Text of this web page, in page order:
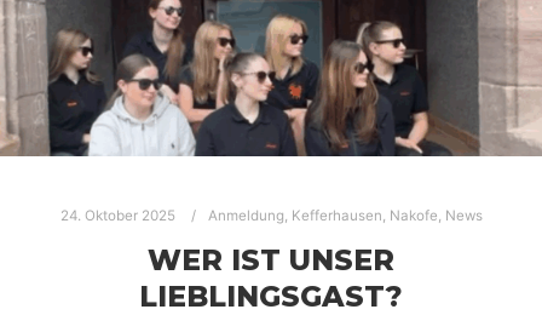
24. Oktober 2025 Anmeldung, Kefferhausen, Nakofe, News
WER IST UNSER
LIEBLINGSGAST?